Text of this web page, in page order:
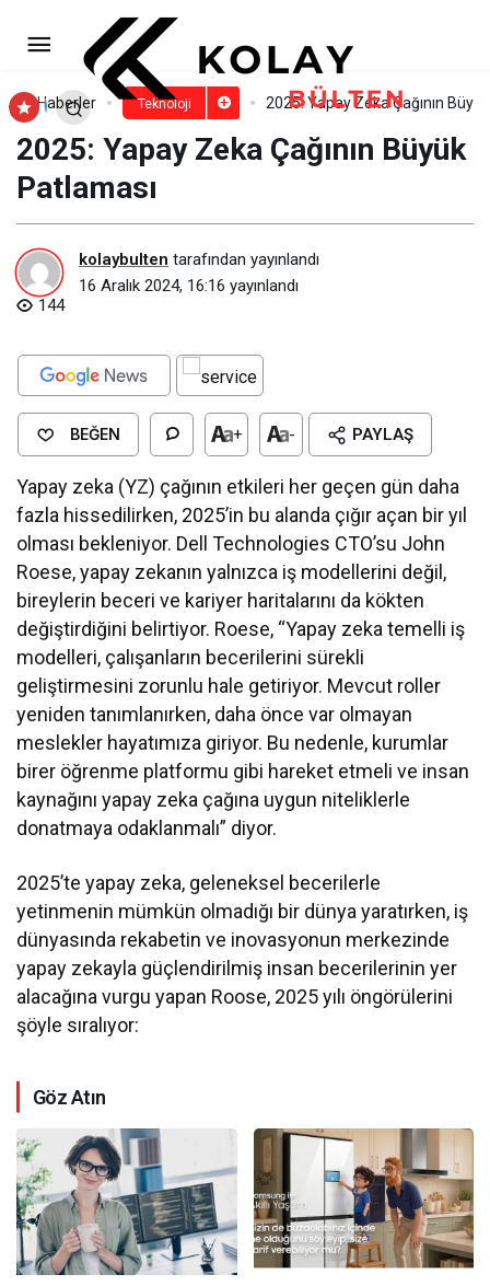
Haberler Teknoloji 2025: Yapay Zeka Çağının
2025: Yapay Zeka Çağının Büyük
Patlaması
kolaybulten tarafından yayınlandı
16 Aralık 2024, 16:16 yayınlandı
144
BEĞEN + - PAYLAŞ
Yapay zeka (YZ) çağının etkileri her geçen gün daha
fazla hissedilirken, 2025’in bu alanda çığır açan bir yıl
olması bekleniyor. Dell Technologies CTO’su John
Roese, yapay zekanın yalnızca iş modellerini değil,
bireylerin beceri ve kariyer haritalarını da kökten
değiştirdiğini belirtiyor. Roese, “Yapay zeka temelli iş
modelleri, çalışanların becerilerini sürekli
geliştirmesini zorunlu hale getiriyor. Mevcut roller
yeniden tanımlanırken, daha önce var olmayan
meslekler hayatımıza giriyor. Bu nedenle, kurumlar
birer öğrenme platformu gibi hareket etmeli ve insan
kaynağını yapay zeka çağına uygun niteliklerle
donatmaya odaklanmalı” diyor.
2025’te yapay zeka, geleneksel becerilerle
yetinmenin mümkün olmadığı bir dünya yaratırken, iş
dünyasında rekabetin ve inovasyonun merkezinde
yapay zekayla güçlendirilmiş insan becerilerinin yer
alacağına vurgu yapan Roose, 2025 yılı öngörülerini
şöyle sıralıyor:
Göz Atın
Kaspersky, Password Manager
uygulaması güncellenmiş tasarımı ve
geliştirilmiş kullanılabilirliği ile 10. yılını
Yorum Yap Paylaş